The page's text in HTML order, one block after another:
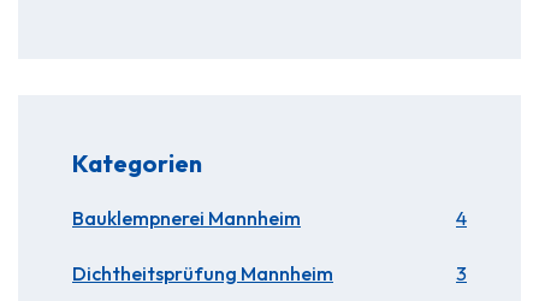
Kategorien
Bauklempnerei Mannheim 4
Dichtheitsprüfung Mannheim 3